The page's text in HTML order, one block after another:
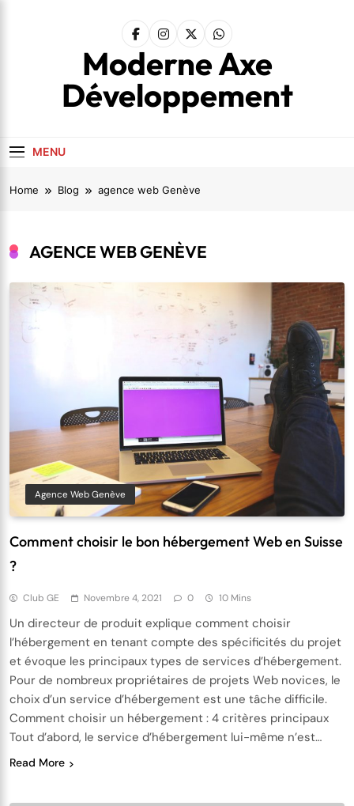
Moderne Axe
Développement
MENU
Home Blog agence web Genève
AGENCE WEB GENÈVE
Agence Web Genève
Comment choisir le bon hébergement Web en Suisse
?
Club GE Novembre 4, 2021 0 10 Mins
Un directeur de produit explique comment choisir
l’hébergement en tenant compte des spécificités du projet
et évoque les principaux types de services d’hébergement.
Pour de nombreux propriétaires de projets Web novices, le
choix d’un service d’hébergement est une tâche difficile.
Comment choisir un hébergement : 4 critères principaux
Tout d’abord, le service d’hébergement lui-même n’est…
Read More